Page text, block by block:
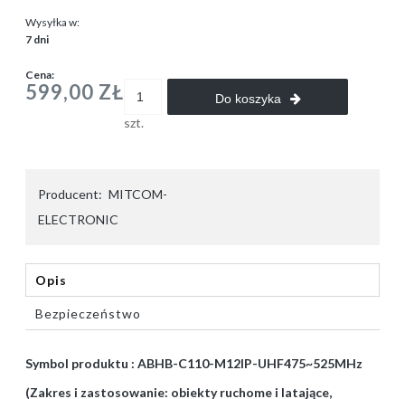
Wysyłka w:
7 dni
Cena:
599,00 ZŁ
szt.
Do koszyka
Producent: MITCOM-
ELECTRONIC
Opis
Bezpieczeństwo
Symbol produktu : ABHB-C110-M12IP-UHF475~525MHz
(Zakres i zastosowanie: obiekty ruchome i latające,